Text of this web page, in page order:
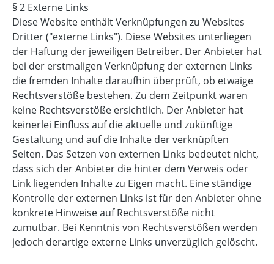
§ 2 Externe Links
Diese Website enthält Verknüpfungen zu Websites
Dritter ("externe Links"). Diese Websites unterliegen
der Haftung der jeweiligen Betreiber. Der Anbieter hat
bei der erstmaligen Verknüpfung der externen Links
die fremden Inhalte daraufhin überprüft, ob etwaige
Rechtsverstöße bestehen. Zu dem Zeitpunkt waren
keine Rechtsverstöße ersichtlich. Der Anbieter hat
keinerlei Einfluss auf die aktuelle und zukünftige
Gestaltung und auf die Inhalte der verknüpften
Seiten. Das Setzen von externen Links bedeutet nicht,
dass sich der Anbieter die hinter dem Verweis oder
Link liegenden Inhalte zu Eigen macht. Eine ständige
Kontrolle der externen Links ist für den Anbieter ohne
konkrete Hinweise auf Rechtsverstöße nicht
zumutbar. Bei Kenntnis von Rechtsverstößen werden
jedoch derartige externe Links unverzüglich gelöscht.